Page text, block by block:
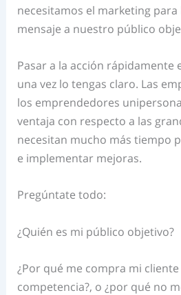
necesitamos el marketing
mensaje a nuestro público
Pasar a la acción rápidamente
una vez lo tengas claro. Las
los emprendedores
ventaja con respecto a las
necesitan mucho más tiempo
e implementar mejoras.
Pregúntate todo:
¿Quién es mi público objetivo?
¿Por qué me compra mi
competencia?, o ¿por qué no